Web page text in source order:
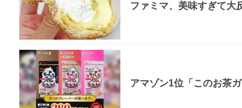
ファミマ、美味すぎて大
アマゾン1位「このお茶